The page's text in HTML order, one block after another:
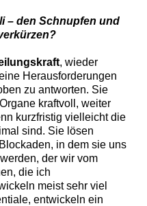
– den Schnupfen und
, wieder
Herausforderungen
zu antworten. Sie
kraftvoll, weiter
kurzfristig vielleicht die
sind. Sie lösen
in dem sie uns
der wir vom
die ich
meist sehr viel
entwickeln ein